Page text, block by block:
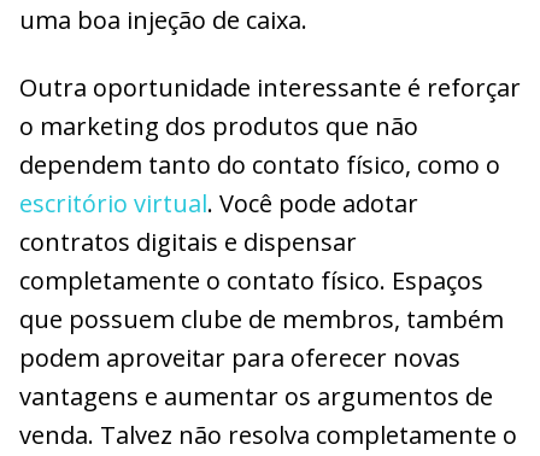
uma boa injeção de caixa.
Outra oportunidade interessante é reforçar
o marketing dos produtos que não
dependem tanto do contato físico, como o
escritório virtual. Você pode adotar
contratos digitais e dispensar
completamente o contato físico. Espaços
que possuem clube de membros, também
podem aproveitar para oferecer novas
vantagens e aumentar os argumentos de
venda. Talvez não resolva completamente o